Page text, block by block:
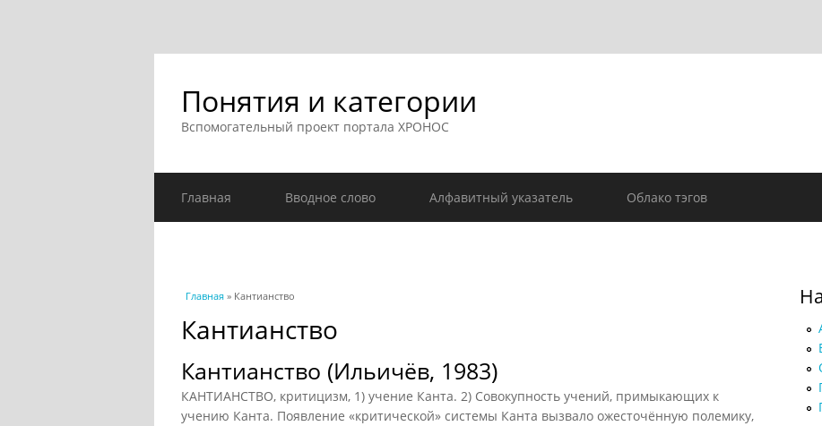
Понятия и категории
Вспомогательный проект портала ХРОНОС
Главная Вводное слово Алфавитный указатель Облако тэгов
Вы здесь
Главная » Кантианство
Кантианство
Кантианство (Ильичёв, 1983)
КАНТИАНСТВО, критицизм, 1) учение Канта. 2) Совокупность учений, примыкающих к
учению Канта. Появление «критической» системы Канта вызвало ожесточённую полемику,